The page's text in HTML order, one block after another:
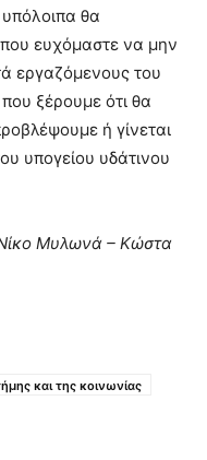
θα
ευχόμαστε να μην
εργαζόμενους του
ξέρουμε ότι θα
ή γίνεται
υπογείου υδάτινου
Μυλωνά – Κώστα
και της κοινωνίας